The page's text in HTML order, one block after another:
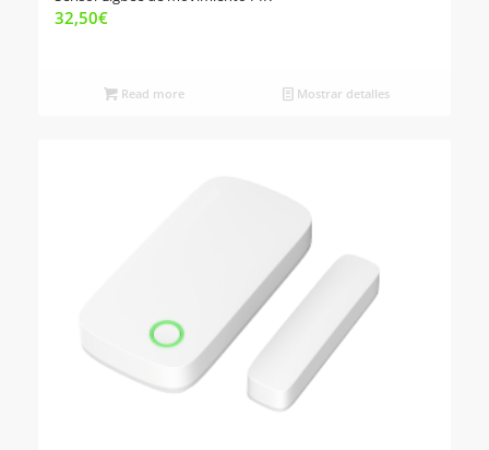
32,50€
Read more Mostrar detalles